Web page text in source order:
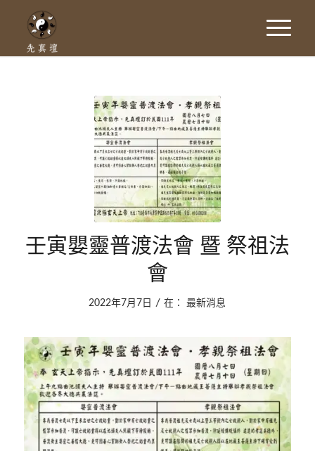
壬寅嬰靈普渡法會 暨 祭祖法
會
2022年7月7日 / 在：最新消息